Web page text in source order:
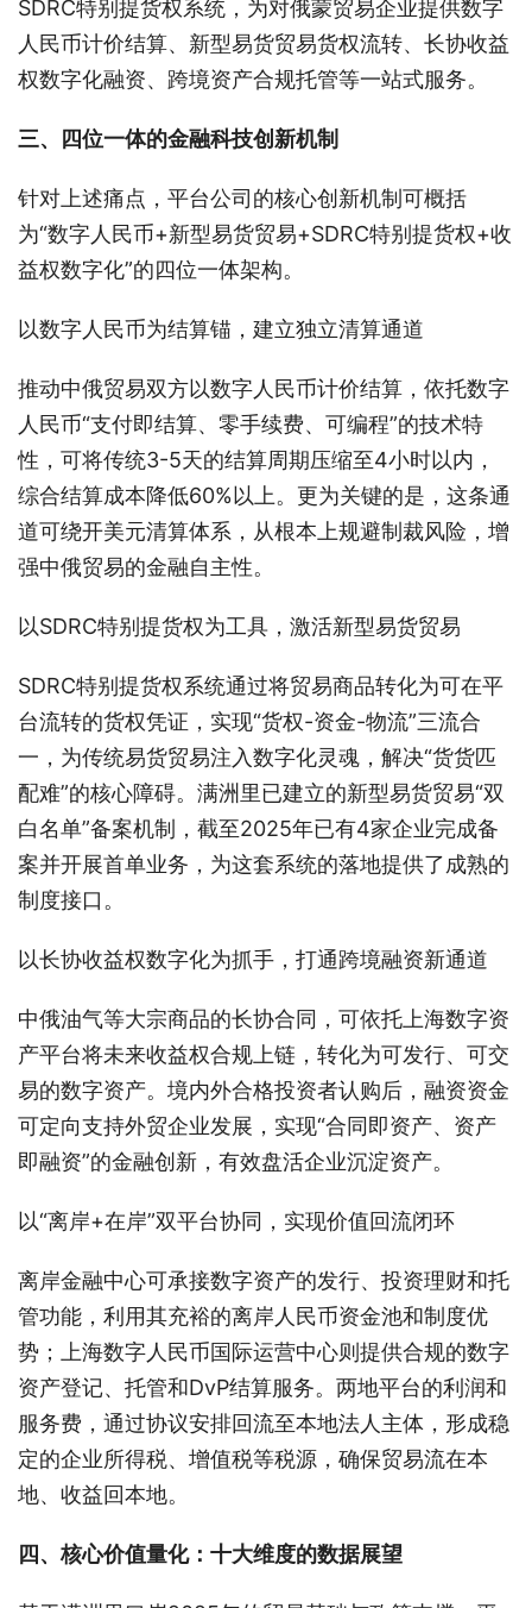
SDRC特别提货权系统，为对俄蒙贸易企业提供数字
人民币计价结算、新型易货贸易货权流转、长协收益
权数字化融资、跨境资产合规托管等一站式服务。
三、四位一体的金融科技创新机制
针对上述痛点，平台公司的核心创新机制可概括
为“数字人民币+新型易货贸易+SDRC特别提货权+收
益权数字化”的四位一体架构。
以数字人民币为结算锚，建立独立清算通道
推动中俄贸易双方以数字人民币计价结算，依托数字
人民币“支付即结算、零手续费、可编程”的技术特
性，可将传统3-5天的结算周期压缩至4小时以内，
综合结算成本降低60%以上。更为关键的是，这条通
道可绕开美元清算体系，从根本上规避制裁风险，增
强中俄贸易的金融自主性。
以SDRC特别提货权为工具，激活新型易货贸易
SDRC特别提货权系统通过将贸易商品转化为可在平
台流转的货权凭证，实现“货权-资金-物流”三流合
一，为传统易货贸易注入数字化灵魂，解决“货货匹
配难”的核心障碍。满洲里已建立的新型易货贸易“双
白名单”备案机制，截至2025年已有4家企业完成备
案并开展首单业务，为这套系统的落地提供了成熟的
制度接口。
以长协收益权数字化为抓手，打通跨境融资新通道
中俄油气等大宗商品的长协合同，可依托上海数字资
产平台将未来收益权合规上链，转化为可发行、可交
易的数字资产。境内外合格投资者认购后，融资资金
可定向支持外贸企业发展，实现“合同即资产、资产
即融资”的金融创新，有效盘活企业沉淀资产。
以“离岸+在岸”双平台协同，实现价值回流闭环
离岸金融中心可承接数字资产的发行、投资理财和托
管功能，利用其充裕的离岸人民币资金池和制度优
势；上海数字人民币国际运营中心则提供合规的数字
资产登记、托管和DvP结算服务。两地平台的利润和
服务费，通过协议安排回流至本地法人主体，形成稳
定的企业所得税、增值税等税源，确保贸易流在本
地、收益回本地。
四、核心价值量化：十大维度的数据展望